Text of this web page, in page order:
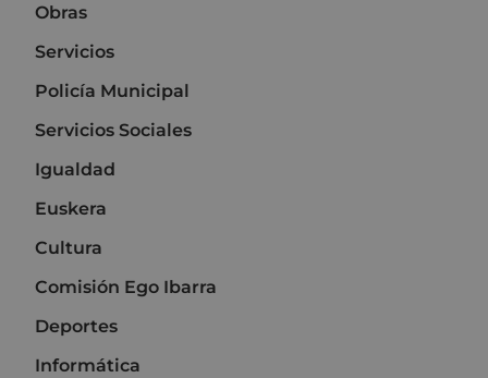
Obras
Servicios
Policía Municipal
Servicios Sociales
Igualdad
Euskera
Cultura
Comisión Ego Ibarra
Deportes
Informática